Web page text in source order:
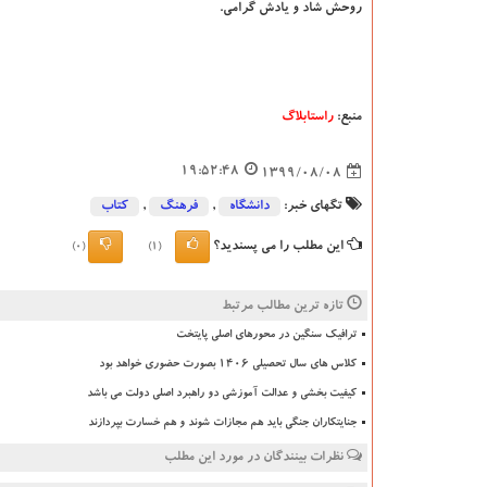
روحش شاد و یادش گرامی.
منبع: راستابلاگ
1399/08/08
19:52:48
تگهای خبر: دانشگاه‌ , فرهنگ , كتاب
این مطلب را می پسندید؟ (1)
(0)
تازه ترین مطالب مرتبط
ترافیک سنگین در محورهای اصلی پایتخت
کلاس های سال تحصیلی ۱۴۰۶ بصورت حضوری خواهد بود
کیفیت بخشی و عدالت آموزشی دو راهبرد اصلی دولت می باشد
جنایتکاران جنگی باید هم مجازات شوند و هم خسارت بپردازند
نظرات بینندگان در مورد این مطلب